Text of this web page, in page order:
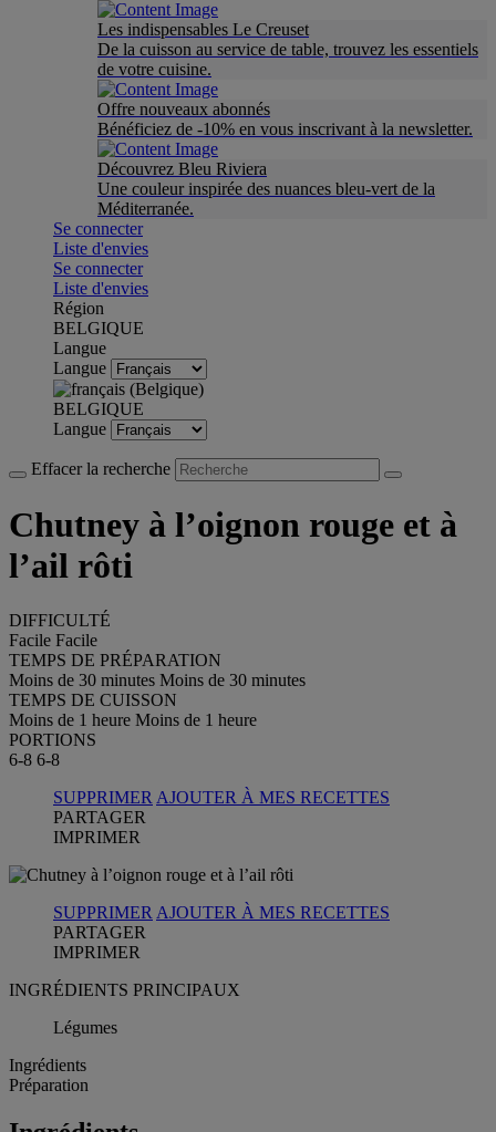
Les indispensables Le Creuset
De la cuisson au service de table, trouvez les essentiels
de votre cuisine.
Offre nouveaux abonnés
Bénéficiez de -10% en vous inscrivant à la newsletter.
Découvrez Bleu Riviera
Une couleur inspirée des nuances bleu-vert de la
Méditerranée.
Se connecter
Liste d'envies
Se connecter
Liste d'envies
Région
BELGIQUE
Langue
Langue
BELGIQUE
Langue
Effacer la recherche
Chutney à l’oignon rouge et à
l’ail rôti
DIFFICULTÉ
Facile Facile
TEMPS DE PRÉPARATION
Moins de 30 minutes Moins de 30 minutes
TEMPS DE CUISSON
Moins de 1 heure Moins de 1 heure
PORTIONS
6-8 6-8
SUPPRIMER AJOUTER À MES RECETTES
PARTAGER
IMPRIMER
SUPPRIMER AJOUTER À MES RECETTES
PARTAGER
IMPRIMER
INGRÉDIENTS PRINCIPAUX
Légumes
Ingrédients
Préparation